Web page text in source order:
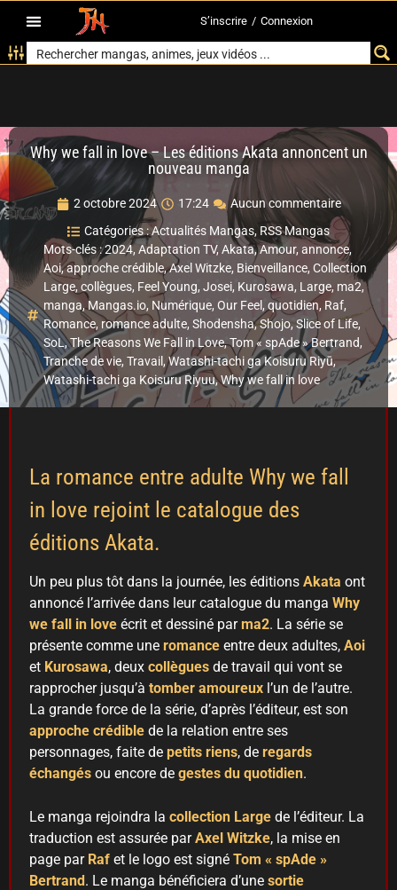
S’inscrire / Connexion
Why we fall in love – Les éditions Akata annoncent un
nouveau manga
2 octobre 2024 17:24
Aucun commentaire
Catégories :Actualités Mangas, RSS Mangas
Mots-clés :2024,Adaptation TV, Akata,Amour, annonce,
Aoi,approche crédible,Axel Witzke, Bienveillance, Collection
Large, collègues, Feel Young, Josei, Kurosawa, Large, ma2,
manga,Mangas.io, Numérique, Our Feel , quotidien, Raf,
Romance, romance adulte, Shodensha,Shojo,Slice of Life,
SoL,The Reasons We Fall in Love,Tom « spAde » Bertrand,
Tranche de vie, Travail ,Watashi-tachi ga Koisuru Riyū,
Watashi-tachi ga Koisuru Riyuu,Why we fall in love
La romance entre adulte Why we fall
in love rejoint le catalogue des
éditions Akata.
Un peu plus tôt dans la journée, les éditions Akata ont
annoncé l’arrivée dans leur catalogue du manga Why
we fall in love écrit et dessiné parma2. La série se
présente comme une romance entre deux adultes, Aoi
et Kurosawa, deux collègues de travail qui vont se
rapprocher jusqu’à tomber amoureux l’un de l’autre.
La grande force de la série, d’après l’éditeur, est son
approche crédible de la relation entre ses
personnages, faite de petits riens, de regards
échangés ou encore de gestes du quotidien.
Le manga rejoindra la collection Large de l’éditeur. La
traduction est assurée parAxel Witzke, la mise en
page par Raf et le logo est signé Tom « spAde »
Bertrand. Le manga bénéficiera d’une sortie